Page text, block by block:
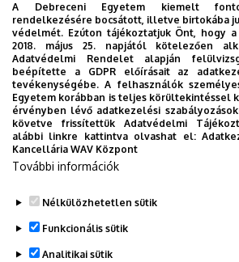
2026. augusztus 5.
Díszdoktorát gyászolja a
Egyetem
INTÉZMÉNYI TTK TUDOMÁNY
A Debreceni Egyetem kiemelt
rendelkezésére bocsátott, illetve birtokába
védelmét. Ezúton tájékoztatjuk Önt, hogy
2018. május 25. napjától kötelezően
Adatvédelmi Rendelet alapján
beépítette a GDPR előírásait az
tevékenységébe. A felhasználók
Egyetem korábban is teljes körültekintéssel
érvényben lévő adatkezelési
követve frissítettük Adatvédelmi
alábbi linkre kattintva olvashat el:
Kancellária WAV Központ
További információk
Nélkülözhetetlen sütik
Funkcionális sütik
Analitikai sütik